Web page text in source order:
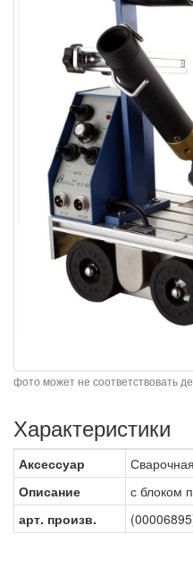
фото может не соответствовать
Характеристики
Аксессуар
Описание
с блоком
арт. произв.